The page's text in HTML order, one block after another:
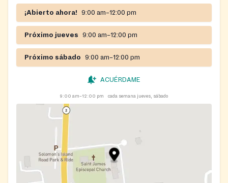
¡Abierto ahora! 9:00 am–12:00 pm
Próximo jueves 9:00 am–12:00 pm
Próximo sábado 9:00 am–12:00 pm
ACUÉRDAME
9:00 am–12:00 pm cada semana jueves, sábado